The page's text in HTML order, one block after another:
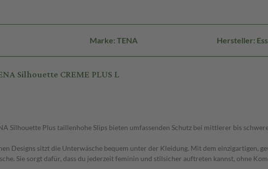
Marke: TENA Hersteller:
Silhouette CREME PLUS L
Silhouette Plus taillenhohe Slips bieten umfassenden Schutz bei mittlerer bis
Designs sitzt die Unterwäsche bequem unter der Kleidung. Mit dem einzigartigen,
Sie sorgt dafür, dass du jederzeit feminin und stilsicher auftreten kannst, ohne